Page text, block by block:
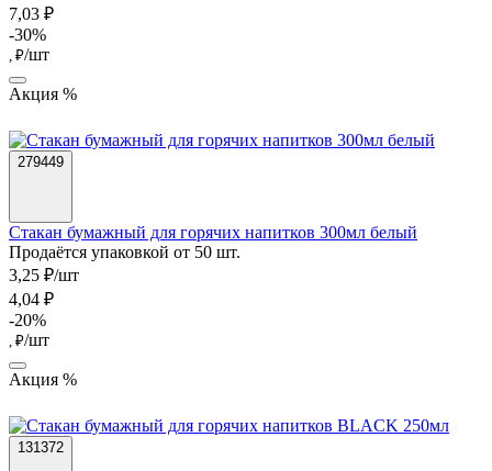
7,03 ₽
-30%
, ₽/шт
Акция %
279449
Стакан бумажный для горячих напитков 300мл белый
Продаётся упаковкой от 50 шт.
3,25 ₽/шт
4,04 ₽
-20%
, ₽/шт
Акция %
131372